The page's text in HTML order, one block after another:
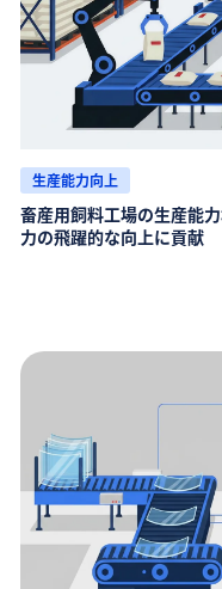
生産能力向上
畜産用飼料工場の生産能
力の飛躍的な向上に貢献